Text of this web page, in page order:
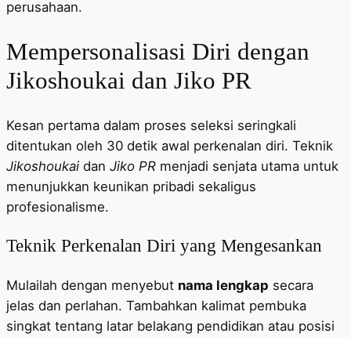
perusahaan.
Mempersonalisasi Diri dengan
Jikoshoukai dan Jiko PR
Kesan pertama dalam proses seleksi seringkali
ditentukan oleh 30 detik awal perkenalan diri. Teknik
Jikoshoukai dan Jiko PR menjadi senjata utama untuk
menunjukkan keunikan pribadi sekaligus
profesionalisme.
Teknik Perkenalan Diri yang Mengesankan
Mulailah dengan menyebut nama lengkap secara
jelas dan perlahan. Tambahkan kalimat pembuka
singkat tentang latar belakang pendidikan atau posisi